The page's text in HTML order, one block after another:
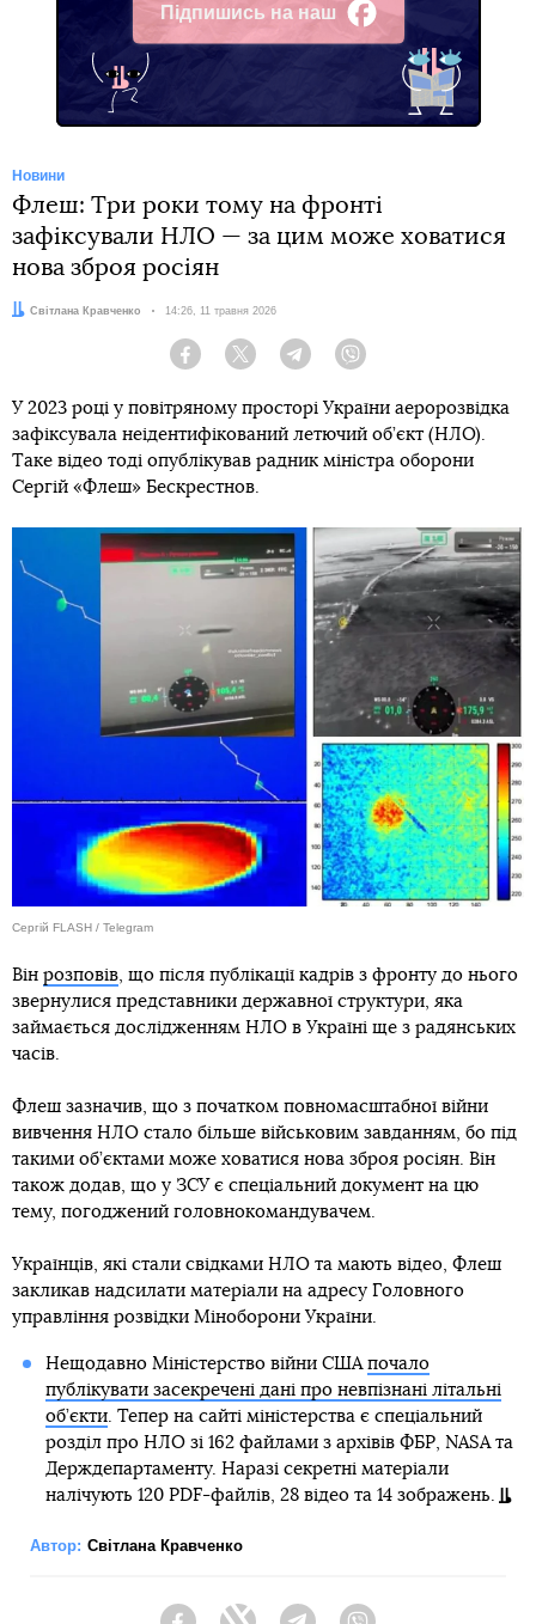
Підпишись на наш
Facebook
Новини
Флеш: Три роки тому на фронті
зафіксували НЛО — за цим може ховатися
нова зброя росіян
Автор:
Світлана Кравченко Дата:
14:26, 11 травня 2026
Facebook Twitter Telegram
У 2023 році у повітряному просторі України аеророзвідка
зафіксувала неідентифікований летючий об’єкт (НЛО).
Таке відео тоді опублікував радник міністра оборони
Сергій «Флеш» Бескрестнов.
Сергій FLASH / Telegram
Він розповів, що після публікації кадрів з фронту до нього
звернулися представники державної структури, яка
займається дослідженням НЛО в Україні ще з радянських
часів.
Флеш зазначив, що з початком повномасштабної війни
вивчення НЛО стало більше військовим завданням, бо під
такими об’єктами може ховатися нова зброя росіян. Він
також додав, що у ЗСУ є спеціальний документ на цю
тему, погоджений головнокомандувачем.
Українців, які стали свідками НЛО та мають відео, Флеш
закликав надсилати матеріали на адресу Головного
управління розвідки Міноборони України.
Нещодавно Міністерство війни США почало
публікувати засекречені дані про невпізнані літальні
об’єкти. Тепер на сайті міністерства є спеціальний
розділ про НЛО зі 162 файлами з архівів ФБР, NASA та
Держдепартаменту. Наразі секретні матеріали
налічують 120 PDF-файлів, 28 відео та 14 зображень.
Автор: Світлана Кравченко